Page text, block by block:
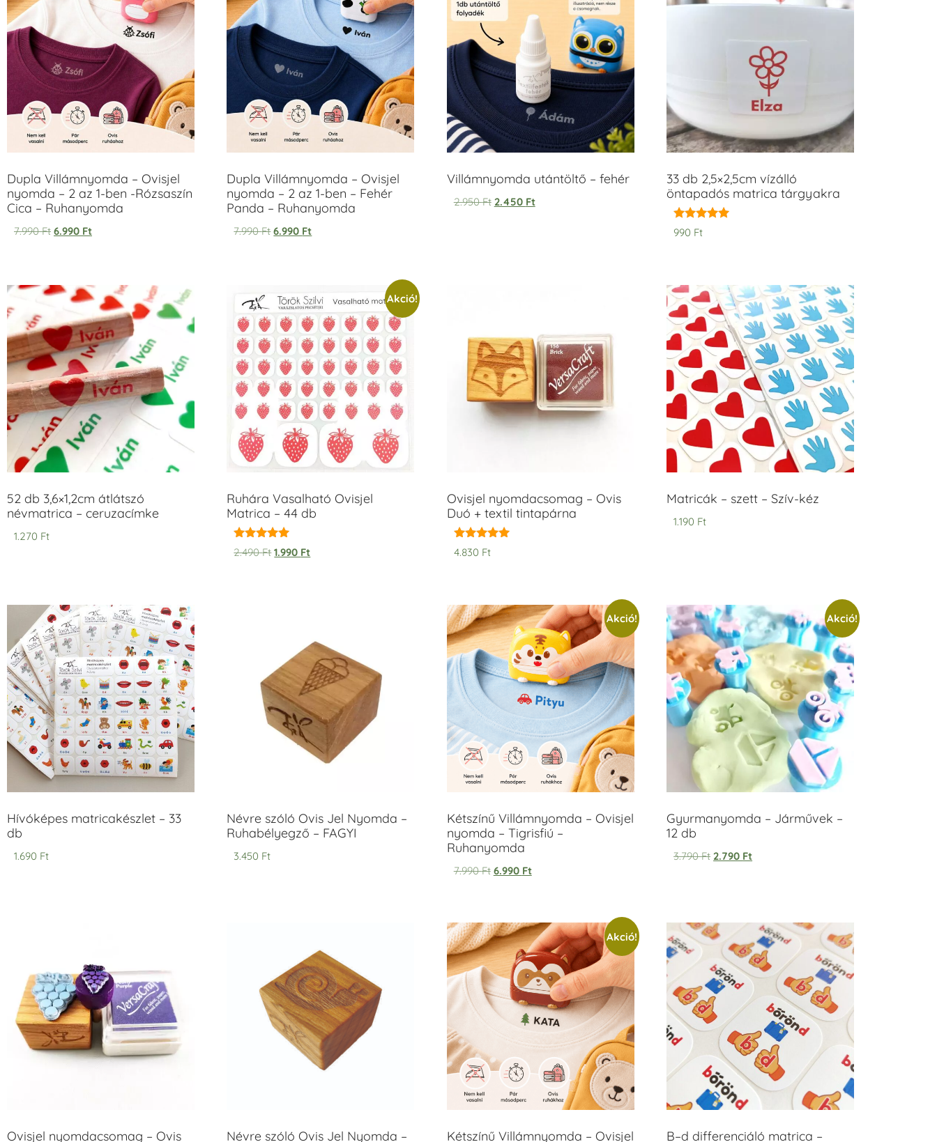
Dupla Villámnyomda – Ovisjel
nyomda – 2 az 1-ben -Rózsaszín
Cica – Ruhanyomda
7.990Ft 6.990 Ft
Dupla Villámnyomda – Ovisjel
nyomda – 2 az 1-ben – Fehér
Panda – Ruhanyomda
7.990Ft 6.990 Ft
Villámnyomda utántöltő – fehér
2.950Ft 2.450 Ft
33 db 2,5×2,5cm vízálló
öntapadós matrica tárgyakra
Értékelés:
5.00
990 Ft
52 db 3,6×1,2cm átlátszó
névmatrica – ceruzacímke
1.270 Ft
Akció!
Ruhára Vasalható Ovisjel
Matrica – 44 db
Értékelés:
5.00
2.490Ft 1.990 Ft
Ovisjel nyomdacsomag – Ovis
Duó + textil tintapárna
Értékelés:
5.00
4.830 Ft
Matricák – szett – Szív-kéz
1.190 Ft
Hívóképes matricakészlet – 33
db
1.690 Ft
Névre szóló Ovis Jel Nyomda –
Ruhabélyegző – FAGYI
3.450 Ft
Akció!
Kétszínű Villámnyomda – Ovisjel
nyomda – Tigrisfiú –
Ruhanyomda
7.990Ft 6.990 Ft
Akció!
Gyurmanyomda – Járművek –
12 db
3.790Ft 2.790 Ft
Ovisjel nyomdacsomag – Ovis Névre szóló Ovis Jel Nyomda –
Akció!
Kétszínű Villámnyomda – Ovisjel B–d differenciáló matrica –